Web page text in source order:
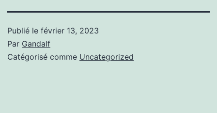
Publié le février 13, 2023
Par Gandalf
Catégorisé comme Uncategorized